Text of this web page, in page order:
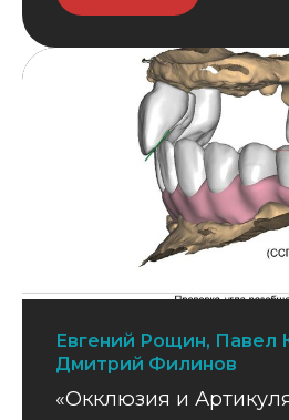
Евгений Рощин, Павел
Дмитрий Филинов
«Окклюзия и